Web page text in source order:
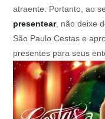
atraente. Portanto, ao
presentear, não deixe
São Paulo Cestas e
presentes para seus